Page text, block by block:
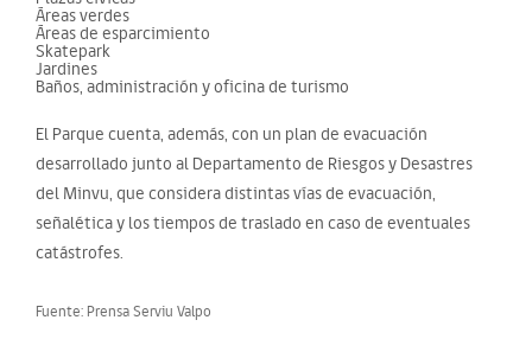
Áreas verdes
Áreas de esparcimiento
Skatepark
Jardines
Baños, administración y oficina de turismo
El Parque cuenta, además, con un plan de evacuación
desarrollado junto al Departamento de Riesgos y Desastres
del Minvu, que considera distintas vías de evacuación,
señalética y los tiempos de traslado en caso de eventuales
catástrofes.
Fuente: Prensa Serviu Valpo